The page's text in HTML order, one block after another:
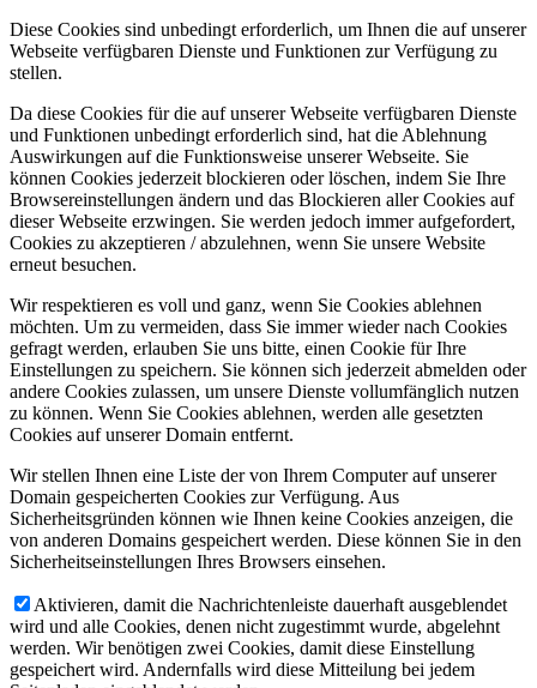
Diese Cookies sind unbedingt erforderlich, um Ihnen die auf unserer
Webseite verfügbaren Dienste und Funktionen zur Verfügung zu
stellen.
Da diese Cookies für die auf unserer Webseite verfügbaren Dienste
und Funktionen unbedingt erforderlich sind, hat die Ablehnung
Auswirkungen auf die Funktionsweise unserer Webseite. Sie
können Cookies jederzeit blockieren oder löschen, indem Sie Ihre
Browsereinstellungen ändern und das Blockieren aller Cookies auf
dieser Webseite erzwingen. Sie werden jedoch immer aufgefordert,
Cookies zu akzeptieren / abzulehnen, wenn Sie unsere Website
erneut besuchen.
Wir respektieren es voll und ganz, wenn Sie Cookies ablehnen
möchten. Um zu vermeiden, dass Sie immer wieder nach Cookies
gefragt werden, erlauben Sie uns bitte, einen Cookie für Ihre
Einstellungen zu speichern. Sie können sich jederzeit abmelden oder
andere Cookies zulassen, um unsere Dienste vollumfänglich nutzen
zu können. Wenn Sie Cookies ablehnen, werden alle gesetzten
Cookies auf unserer Domain entfernt.
Wir stellen Ihnen eine Liste der von Ihrem Computer auf unserer
Domain gespeicherten Cookies zur Verfügung. Aus
Sicherheitsgründen können wie Ihnen keine Cookies anzeigen, die
von anderen Domains gespeichert werden. Diese können Sie in den
Sicherheitseinstellungen Ihres Browsers einsehen.
Aktivieren, damit die Nachrichtenleiste dauerhaft ausgeblendet
wird und alle Cookies, denen nicht zugestimmt wurde, abgelehnt
werden. Wir benötigen zwei Cookies, damit diese Einstellung
gespeichert wird. Andernfalls wird diese Mitteilung bei jedem